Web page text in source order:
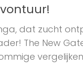
dat zucht
The New